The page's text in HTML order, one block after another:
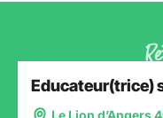
Educateur(trice)
Le